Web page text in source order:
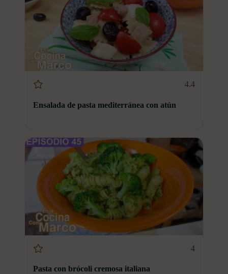
4.4
Ensalada de pasta mediterránea con atún
4
Pasta con brócoli cremosa italiana